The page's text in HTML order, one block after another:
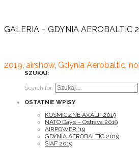
GALERIA – GDYNIA AEROBALTIC
2019, airshow, Gdynia Aerobaltic,
SZUKAJ:
Search for:
OSTATNIE WPISY
KOSMICZNE AXALP 2019
NATO Days – Ostrava 2019
AIRPOWER ’19
GDYNIA AEROBALTIC 2019
SIAF 2019